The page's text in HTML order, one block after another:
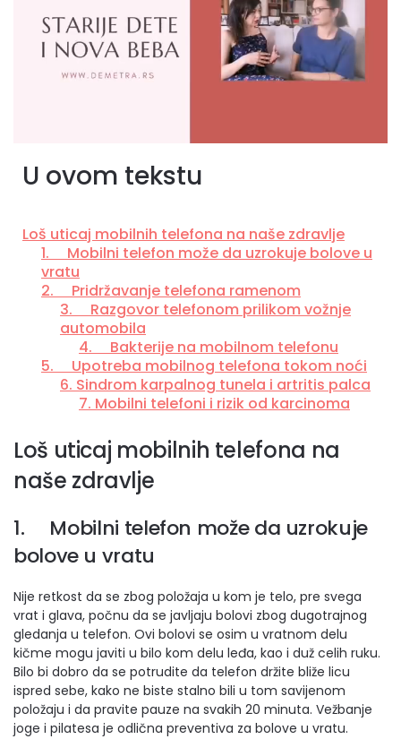
U ovom tekstu
Loš uticaj mobilnih telefona na naše zdravlje
1. Mobilni telefon može da uzrokuje bolove u
vratu
2. Pridržavanje telefona ramenom
3. Razgovor telefonom prilikom vožnje
automobila
4. Bakterije na mobilnom telefonu
5. Upotreba mobilnog telefona tokom noći
6. Sindrom karpalnog tunela i artritis palca
7. Mobilni telefoni i rizik od karcinoma
Loš uticaj mobilnih telefona na
naše zdravlje
1. Mobilni telefon može da uzrokuje
bolove u vratu
Nije retkost da se zbog položaja u kom je telo, pre svega
vrat i glava, počnu da se javljaju bolovi zbog dugotrajnog
gledanja u telefon. Ovi bolovi se osim u vratnom delu
kičme mogu javiti u bilo kom delu leđa, kao i duž celih ruku.
Bilo bi dobro da se potrudite da telefon držite bliže licu
ispred sebe, kako ne biste stalno bili u tom savijenom
položaju i da pravite pauze na svakih 20 minuta. Vežbanje
joge i pilatesa je odlična preventiva za bolove u vratu.